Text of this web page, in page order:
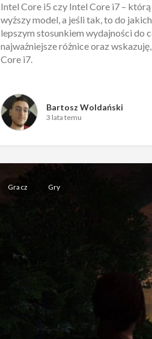
Intel Core i5 czy Intel Core i7 –
wyższy model, a jeśli tak, to do
lepszym stosunkiem wydajności do
najważniejsze różnice oraz
Core i7.
Bartosz Woldański
3 lata temu
Gracz Gry